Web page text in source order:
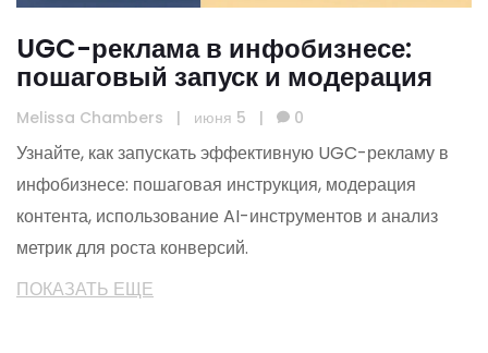
UGC-реклама в инфобизнесе:
пошаговый запуск и модерация
Melissa Chambers | июня 5 | 0
Узнайте, как запускать эффективную UGC-рекламу в
инфобизнесе: пошаговая инструкция, модерация
контента, использование AI-инструментов и анализ
метрик для роста конверсий.
ПОКАЗАТЬ ЕЩЕ